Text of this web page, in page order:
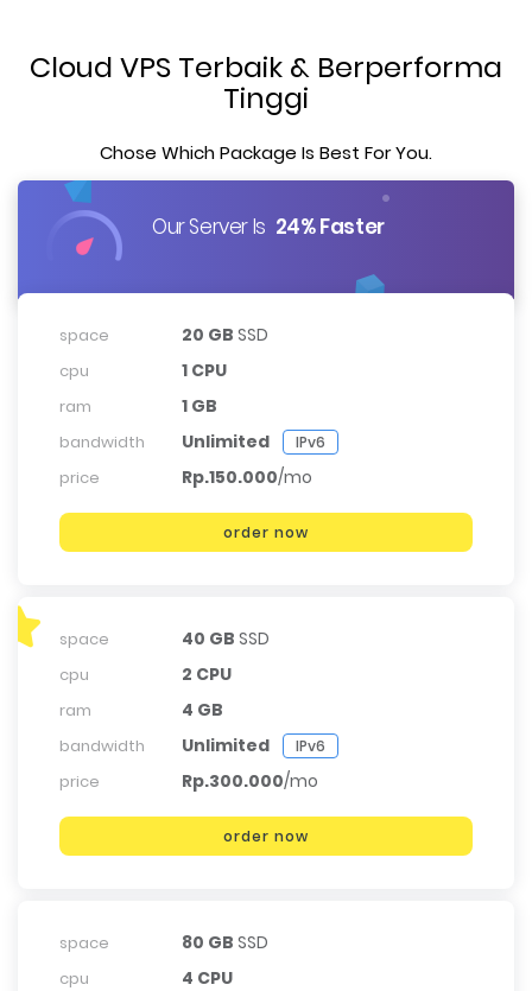
Cloud VPS Terbaik & Berperforma
Tinggi
Chose Which Package Is Best For You.
Our Server Is 24% Faster
space 20 GB SSD
cpu 1 CPU
ram 1 GB
bandwidth Unlimited IPv6
price Rp.150.000/mo
order now
space 40 GB SSD
cpu 2 CPU
ram 4 GB
bandwidth Unlimited IPv6
price Rp.300.000/mo
order now
space 80 GB SSD
cpu 4 CPU